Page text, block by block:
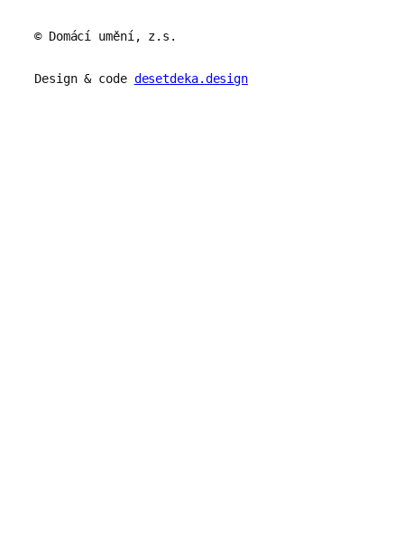
© Domácí umění, z.s.
Design & code desetdeka.design